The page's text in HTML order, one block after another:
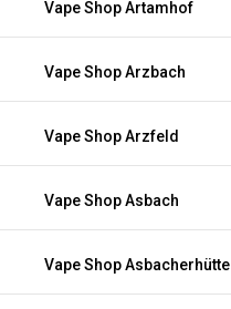
Vape Shop Artamhof
Vape Shop Arzbach
Vape Shop Arzfeld
Vape Shop Asbach
Vape Shop Asbacherhütte